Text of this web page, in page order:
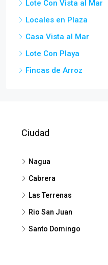
Lote Con Vista al Mar
Locales en Plaza
Casa Vista al Mar
Lote Con Playa
Fincas de Arroz
Ciudad
Nagua
Cabrera
Las Terrenas
Rio San Juan
Santo Domingo